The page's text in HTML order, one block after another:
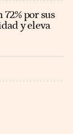
por sus
y eleva